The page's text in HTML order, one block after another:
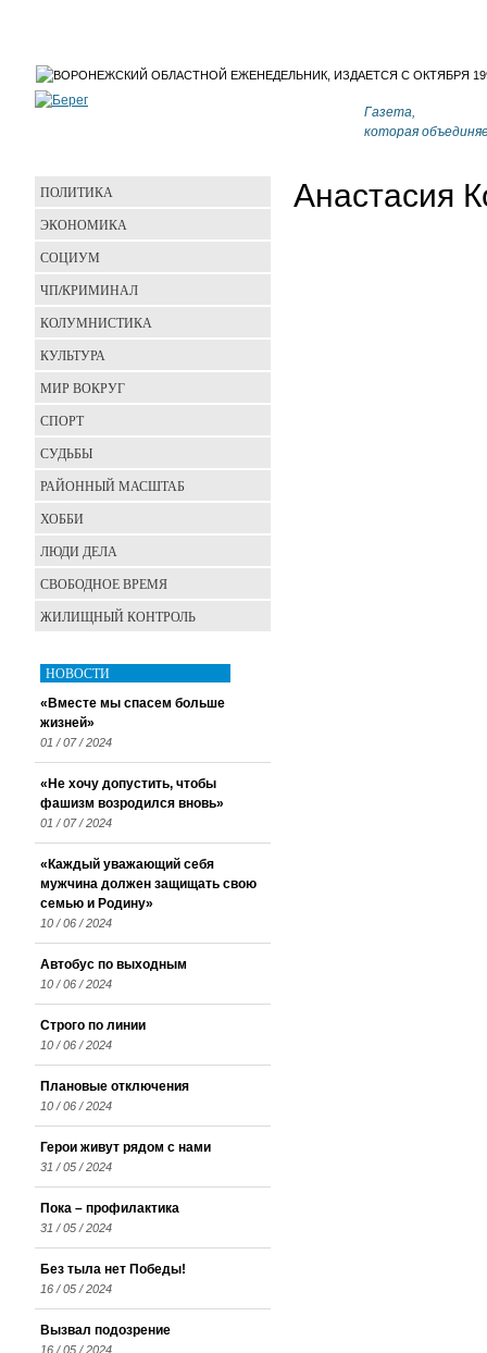
Газета,
которая
Анастасия
ПОЛИТИКА
ЭКОНОМИКА
СОЦИУМ
ЧП/КРИМИНАЛ
КОЛУМНИСТИКА
КУЛЬТУРА
МИР ВОКРУГ
СПОРТ
СУДЬБЫ
РАЙОННЫЙ МАСШТАБ
ХОББИ
ЛЮДИ ДЕЛА
СВОБОДНОЕ ВРЕМЯ
ЖИЛИЩНЫЙ КОНТРОЛЬ
НОВОСТИ
«Вместе мы спасем больше
жизней»
01 / 07 / 2024
«Не хочу допустить, чтобы
фашизм возродился вновь»
01 / 07 / 2024
«Каждый уважающий себя
мужчина должен защищать свою
семью и Родину»
10 / 06 / 2024
Автобус по выходным
10 / 06 / 2024
Строго по линии
10 / 06 / 2024
Плановые отключения
10 / 06 / 2024
Герои живут рядом с нами
31 / 05 / 2024
Пока – профилактика
31 / 05 / 2024
Без тыла нет Победы!
16 / 05 / 2024
Вызвал подозрение
16 / 05 / 2024